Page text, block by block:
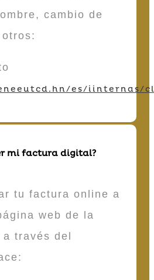
cambio de
es/iinternas/
mi factura digital?
tu factura online a
web de la
través del